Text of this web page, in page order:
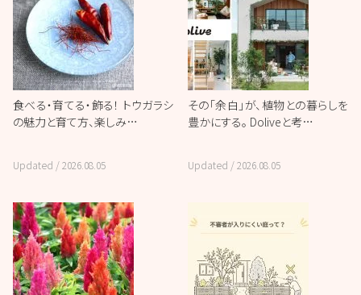
食べる・育てる・飾る！ トウガラシ
の魅力と育て方、楽しみ…
Updated /2026.08.05
その「余白」が、植物との暮らしを
豊かにする。 Doliveと考…
Updated /2026.08.05